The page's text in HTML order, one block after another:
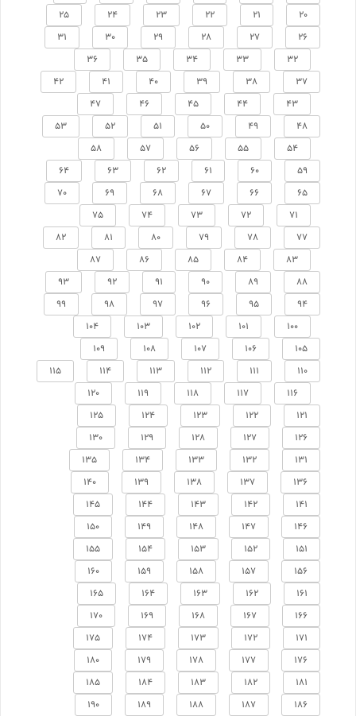
20
21
22
23
24
25
26
27
28
29
30
31
32
33
34
35
36
37
38
39
40
41
42
43
44
45
46
47
48
49
50
51
52
53
54
55
56
57
58
59
60
61
62
63
64
65
66
67
68
69
70
71
72
73
74
75
77
78
79
80
81
82
83
84
85
86
87
88
89
90
91
92
93
94
95
96
97
98
99
100
101
102
103
104
105
106
107
108
109
110
111
112
113
114
115
116
117
118
119
120
121
122
123
124
125
126
127
128
129
130
131
132
133
134
135
136
137
138
139
140
141
142
143
144
145
146
147
148
149
150
151
152
153
154
155
156
157
158
159
160
161
162
163
164
165
166
167
168
169
170
171
172
173
174
175
176
177
178
179
180
181
182
183
184
185
186
187
188
189
190